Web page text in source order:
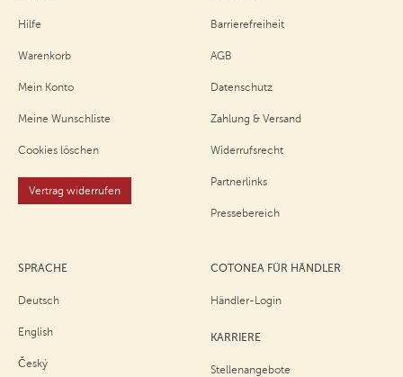
Hilfe
Warenkorb
Mein Konto
Meine Wunschliste
Cookies löschen
Vertrag widerrufen
Barrierefreiheit
AGB
Datenschutz
Zahlung & Versand
Widerrufsrecht
Partnerlinks
Pressebereich
SPRACHE
Deutsch
English
Český
COTONEA FÜR HÄNDLER
Händler-Login
KARRIERE
Stellenangebote